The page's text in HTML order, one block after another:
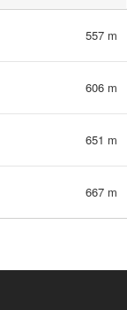
557 m
606 m
651 m
667 m